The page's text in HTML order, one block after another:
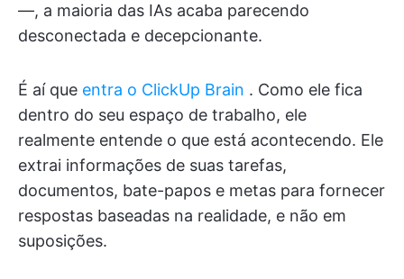
—, a maioria das IAs acaba parecendo
desconectada e decepcionante.
É aí que entra o ClickUp Brain . Como ele fica
dentro do seu espaço de trabalho, ele
realmente entende o que está acontecendo. Ele
extrai informações de suas tarefas,
documentos, bate-papos e metas para fornecer
respostas baseadas na realidade, e não em
suposições.